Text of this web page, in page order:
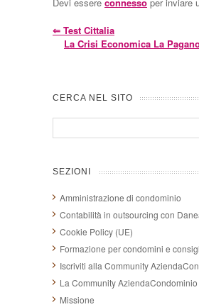
⇐ Test Cittalia
La Crisi Economica La
CERCA NEL SITO
SEZIONI
Amministrazione di condominio
Contabilità in outsourcing con
Cookie Policy (UE)
Formazione per condomini e
Iscriviti alla Community
La Community AziendaCondominio
Missione